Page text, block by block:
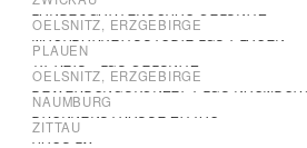
LANDESGARTENSCHAU OELSNITZ
OELSNITZ, ERZGEBIRGE
MACHBARKEITSSTUDIE LGS PLAUEN
PLAUEN
1.PREIS - LGS OELSNITZ
OELSNITZ, ERZGEBIRGE
BEWERBUNGSKONZEPT LGS NAUMBURG
NAUMBURG
BRUNNENSTRASSE ZITTAU
ZITTAU
HAUS LW